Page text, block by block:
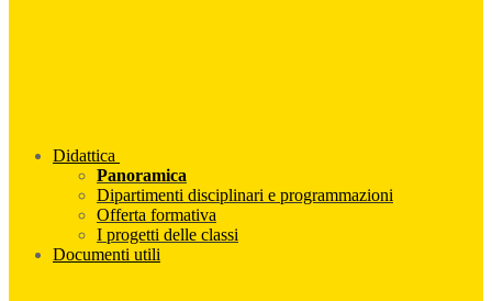
Didattica
Panoramica
Dipartimenti disciplinari e programmazioni
Offerta formativa
I progetti delle classi
Documenti utili